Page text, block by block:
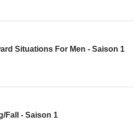
Situations For Men - Saison 1
Fall - Saison 1